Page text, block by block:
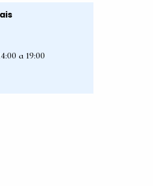
a 19:00